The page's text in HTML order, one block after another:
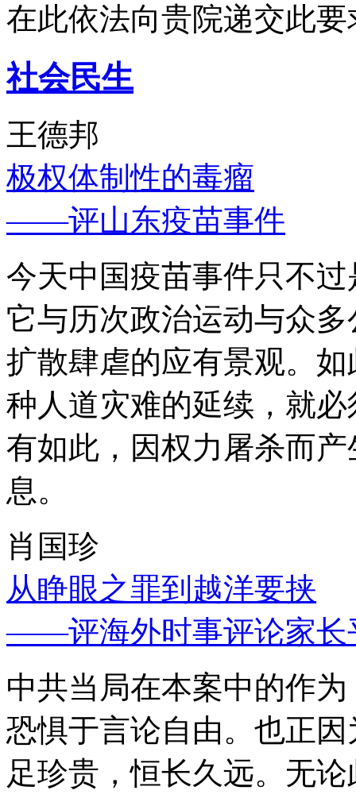
在此依法向贵院递交此要
社会民生
王德邦
极权体制性的毒瘤
——评山东疫苗事件
今天中国疫苗事件只不
它与历次政治运动与众
扩散肆虐的应有景观。
种人道灾难的延续，就
有如此，因权力屠杀而
息。
肖国珍
从睁眼之罪到越洋要挟
——评海外时事评论家长
中共当局在本案中的作
恐惧于言论自由。也正
足珍贵，恒长久远。无